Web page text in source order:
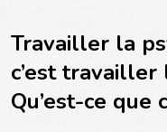
Travailler la
c’est
Qu’est-ce que